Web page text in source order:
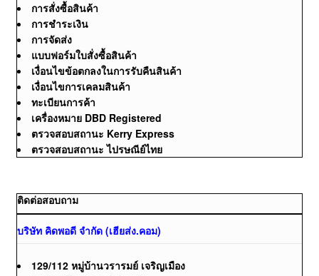
การสั่งซื้อสินค้า
การชำระเงิน
การจัดส่ง
แบบฟอร์มใบสั่งซื้อสินค้า
เงื่อนไขข้อตกลงในการรับคืนสินค้า
เงื่อนไขการเคลมสินค้า
ทะเบียนการค้า
เครื่องหมาย DBD Registered
ตรวจสอบสถานะ Kerry Express
ตรวจสอบสถานะ ไปรษณีย์ไทย
ติดต่อสอบถาม
บริษัท คิดพอดี จำกัด (เฮียส่ง.คอม)
129/112 หมู่บ้านวรารมย์ เจริญเมือง